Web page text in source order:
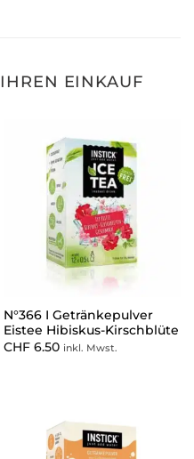
EINKAUF
N°366 I Getränkepulver
Eistee Hibiskus-Kirschblüte
CHF6.50 inkl. Mwst.